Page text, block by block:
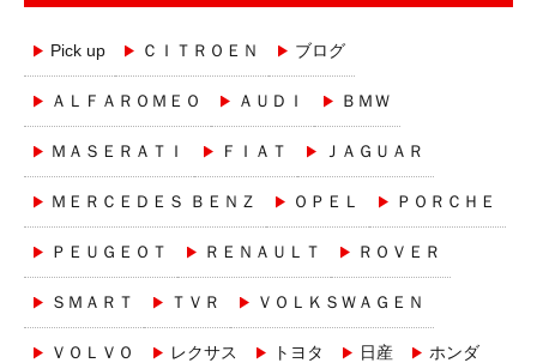
Pick up ＣＩＴＲＯＥＮ ブログ
ＡＬＦＡＲＯＭＥＯ ＡＵＤＩ ＢＭＷ
ＭＡＳＥＲＡＴＩ ＦＩＡＴ ＪＡＧＵＡＲ
ＭＥＲＣＥＤＥＳ ＢＥＮＺ ＯＰＥＬ ＰＯＲＣＨＥ
ＰＥＵＧＥＯＴ ＲＥＮＡＵＬＴ ＲＯＶＥＲ
ＳＭＡＲＴ ＴＶＲ ＶＯＬＫＳＷＡＧＥＮ
ＶＯＬＶＯ レクサス トヨタ 日産 ホンダ